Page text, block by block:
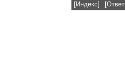
[Индекс]